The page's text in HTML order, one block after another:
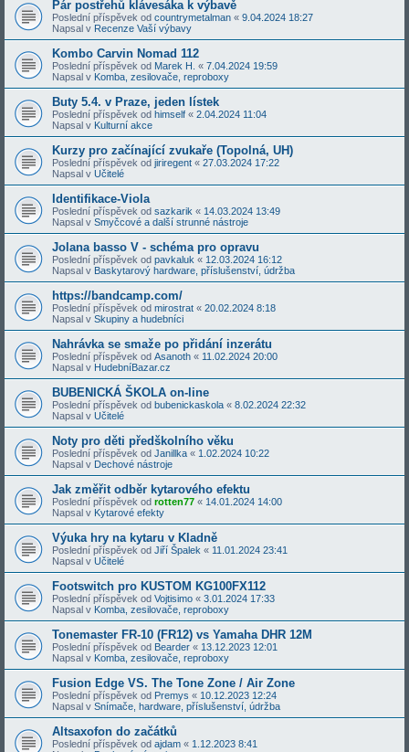
Pár postřehů klávesáka k výbavě
Poslední příspěvek od countrymetalman « 9.04.2024 18:27
Napsal v Recenze Vaší výbavy
Kombo Carvin Nomad 112
Poslední příspěvek od Marek H. « 7.04.2024 19:59
Napsal v Komba, zesilovače, reproboxy
Buty 5.4. v Praze, jeden lístek
Poslední příspěvek od himself « 2.04.2024 11:04
Napsal v Kulturní akce
Kurzy pro začínající zvukaře (Topolná, UH)
Poslední příspěvek od jiriregent « 27.03.2024 17:22
Napsal v Učitelé
Identifikace-Viola
Poslední příspěvek od sazkarik « 14.03.2024 13:49
Napsal v Smyčcové a další strunné nástroje
Jolana basso V - schéma pro opravu
Poslední příspěvek od pavkaluk « 12.03.2024 16:12
Napsal v Baskytarový hardware, příslušenství, údržba
https://bandcamp.com/
Poslední příspěvek od mirostrat « 20.02.2024 8:18
Napsal v Skupiny a hudebníci
Nahrávka se smaže po přidání inzerátu
Poslední příspěvek od Asanoth « 11.02.2024 20:00
Napsal v HudebníBazar.cz
BUBENICKÁ ŠKOLA on-line
Poslední příspěvek od bubenickaskola « 8.02.2024 22:32
Napsal v Učitelé
Noty pro děti předškolního věku
Poslední příspěvek od Janillka « 1.02.2024 10:22
Napsal v Dechové nástroje
Jak změřit odběr kytarového efektu
Poslední příspěvek od rotten77 « 14.01.2024 14:00
Napsal v Kytarové efekty
Výuka hry na kytaru v Kladně
Poslední příspěvek od Jiří Špalek « 11.01.2024 23:41
Napsal v Učitelé
Footswitch pro KUSTOM KG100FX112
Poslední příspěvek od Vojtisimo « 3.01.2024 17:33
Napsal v Komba, zesilovače, reproboxy
Tonemaster FR-10 (FR12) vs Yamaha DHR 12M
Poslední příspěvek od Bearder « 13.12.2023 12:01
Napsal v Komba, zesilovače, reproboxy
Fusion Edge VS. The Tone Zone / Air Zone
Poslední příspěvek od Premys « 10.12.2023 12:24
Napsal v Snímače, hardware, příslušenství, údržba
Altsaxofon do začátků
Poslední příspěvek od ajdam « 1.12.2023 8:41